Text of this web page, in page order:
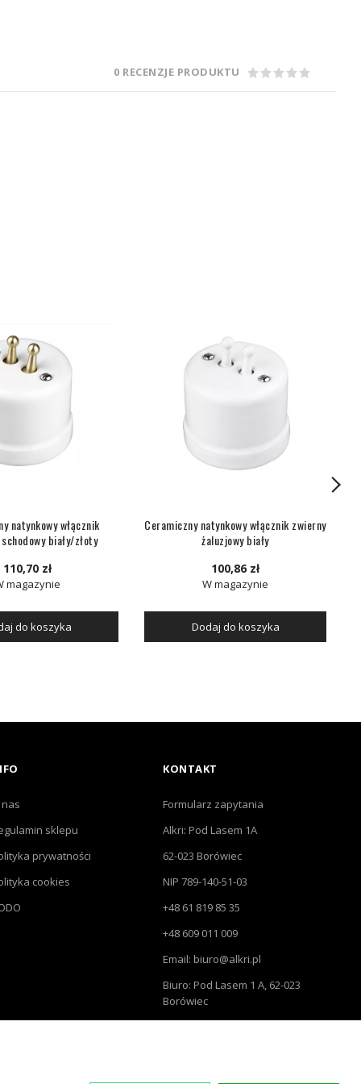
0 RECENZJE PRODUKTU
natynkowy włącznik
biały/złoty
110,70 zł
magazynie
do koszyka
Ceramiczny natynkowy włącznik zwierny
żaluzjowy biały
100,86 zł
W magazynie
Dodaj do koszyka
nas
sklepu
prywatności
cookies
KONTAKT
Formularz zapytania
Alkri: Pod Lasem 1A
62-023 Borówiec
NIP 789-140-51-03
+48 61 819 85 35
+48 609 011 009
Email: biuro@alkri.pl
Biuro: Pod Lasem 1 A, 62-023
Borówiec